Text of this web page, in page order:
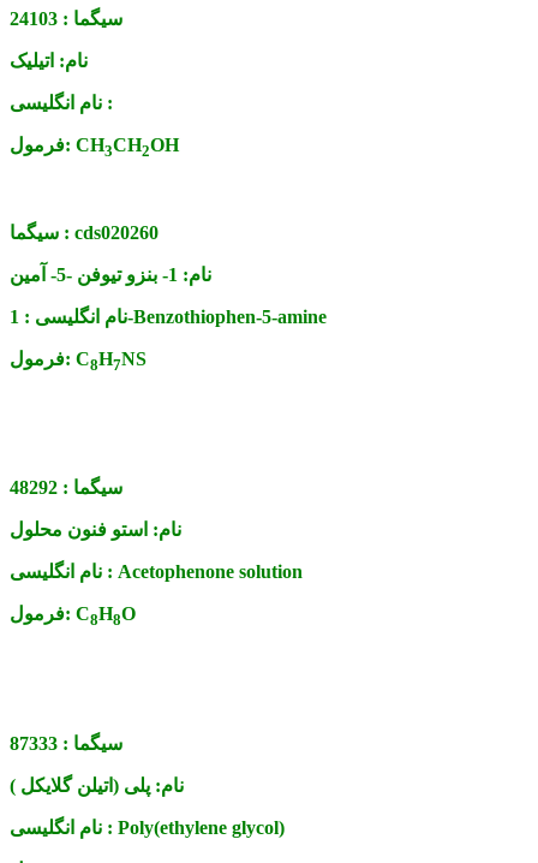
سیگما : 24103
نام: اتیلیک
نام انگلیسی :
فرمول: CH3CH2OH
سیگما : cds020260
نام: 1- بنزو تیوفن -5- آمین
نام انگلیسی :1-Benzothiophen-5-amine
فرمول: C8H7NS
سیگما : 48292
نام: استو فنون محلول
نام انگلیسی : Acetophenone solution
فرمول: C8H8O
سیگما : 87333
نام: پلی (اتیلن گلایکل )
نام انگلیسی : Poly(ethylene glycol)